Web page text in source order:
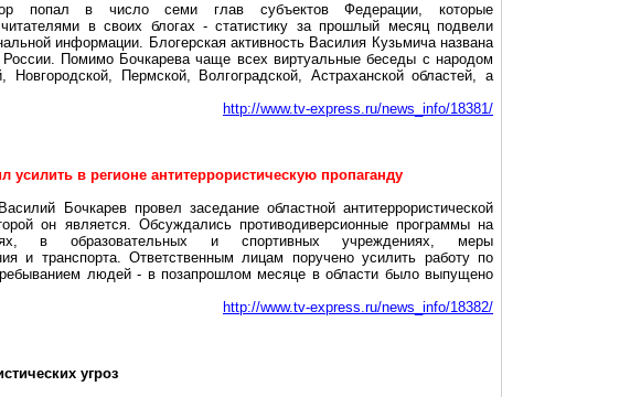
попал в число семи глав субъектов Федерации, которые
в своих блогах- статистику за прошлый месяц подвели
информации. Блогерскаяактивность Василия Кузьмича названа
Помимо Бочкарева чаще всех виртуальные беседы с народом
Новгородской, Пермской, Волгоградской, Астраханской областей, а
http://www.tv-express.ru/news_info/18381/
усилить в регионе антитеррористическую пропаганду
Бочкарев провел заседание областной антитеррористической
он является. Обсуждались противодиверсионные программы на
в образовательных и спортивных учреждениях, меры
и транспорта. Ответственным лицам поручено усилить работу по
людей - в позапрошлом месяце в области было выпущено
http://www.tv-express.ru/news_info/18382/
угроз